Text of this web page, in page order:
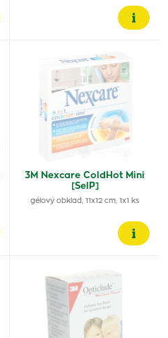
3M Nexcare ColdHot Mini
[SelP]
gélový obklad, 11x12 cm, 1x1 ks